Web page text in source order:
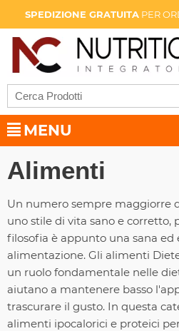
SPEDIZIONE GRATUITAPER
MENU
Alimenti
Un numero sempre maggiorre
uno stile di vita sano e corretto,
filosofia è appunto una sana ed
alimentazione. Gli alimenti
un ruolo fondamentale nelle
aiutano a mantenere basso
trascurare il gusto. In questa
alimenti ipocalorici e proteici